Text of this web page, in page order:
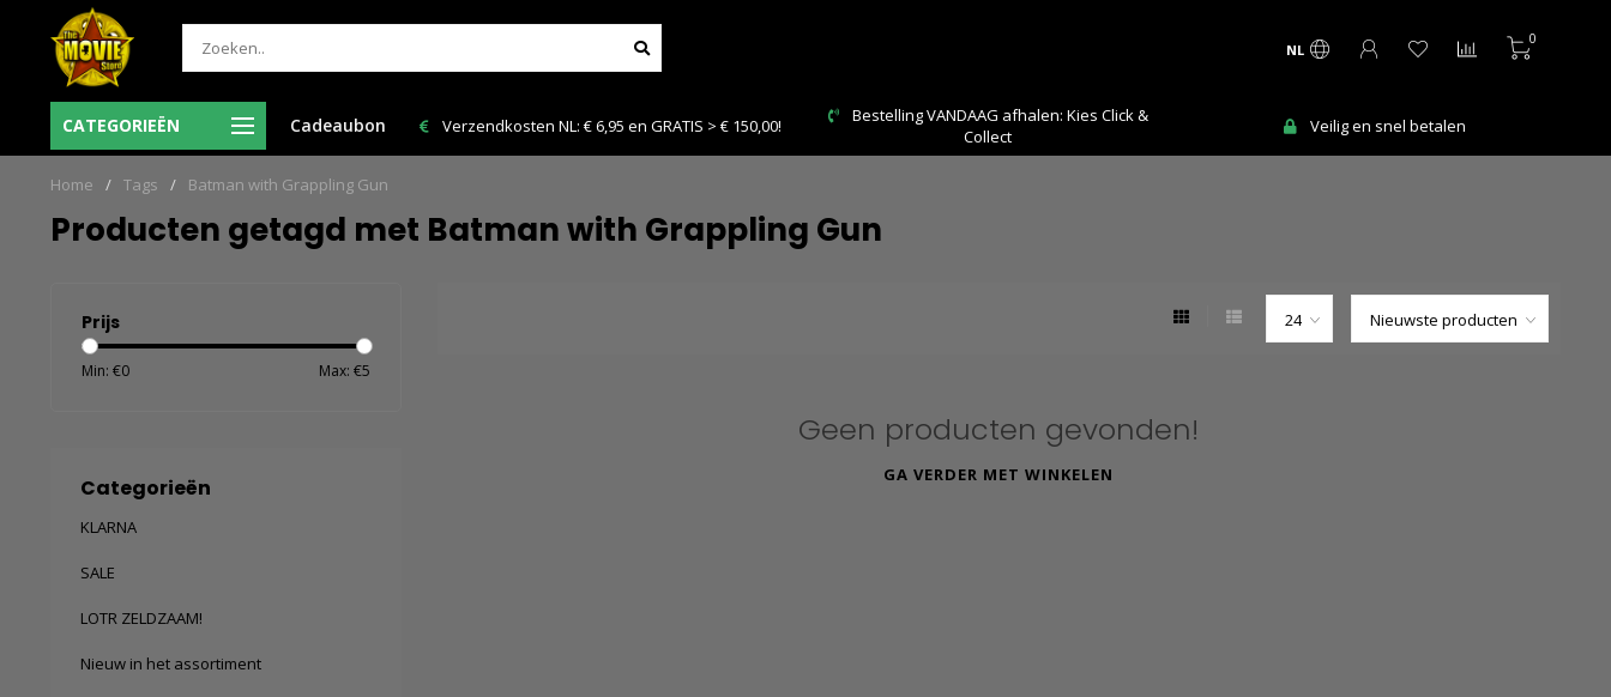
NL
0
CATEGORIEËN Cadeaubon
de volgende Verzendkosten NL: € 6,95 en GRATIS > € 150,00!
Bestelling VANDAAG afhalen: Kies Click &
Collect
Veilig en snel betalen
Ma-Vr voor 12:00 uur besteld = de
werkdag in huis!
Home / Tags / Batman with Grappling Gun
Producten getagd met Batman with Grappling Gun
Prijs
Min: €0 Max: €5
Categorieën
KLARNA
SALE
LOTR ZELDZAAM!
Nieuw in het assortiment
Geen producten gevonden!
GA VERDER MET WINKELEN